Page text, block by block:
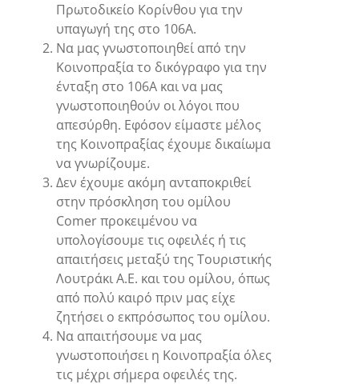
Πρωτοδικείο Κορίνθου για την
υπαγωγή της στο 106Α.
Να μας γνωστοποιηθεί από την
Κοινοπραξία το δικόγραφο για την
ένταξη στο 106Α και να μας
γνωστοποιηθούν οι λόγοι που
απεσύρθη. Εφόσον είμαστε μέλος
της Κοινοπραξίας έχουμε δικαίωμα
να γνωρίζουμε.
Δεν έχουμε ακόμη ανταποκριθεί
στην πρόσκληση του ομίλου
Comer προκειμένου να
υπολογίσουμε τις οφειλές ή τις
απαιτήσεις μεταξύ της Τουριστικής
Λουτράκι Α.Ε. και του ομίλου, όπως
από πολύ καιρό πριν μας είχε
ζητήσει ο εκπρόσωπος του ομίλου.
Να απαιτήσουμε να μας
γνωστοποιήσει η Κοινοπραξία όλες
τις μέχρι σήμερα οφειλές της.